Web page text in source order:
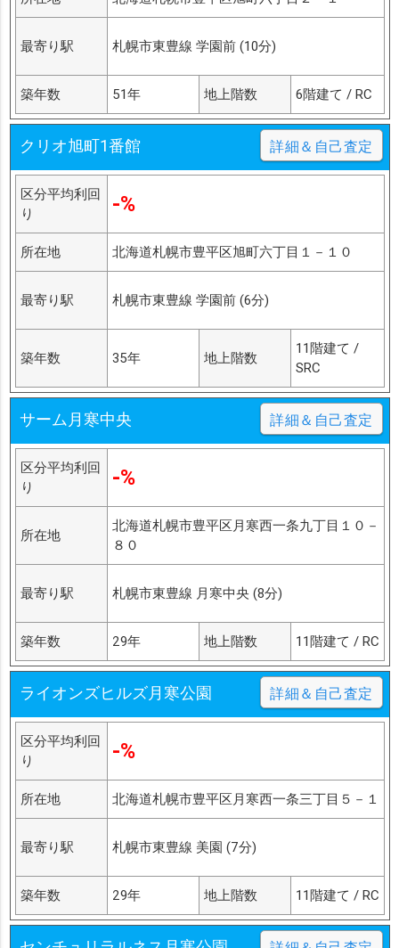
最寄り駅 札幌市東豊線 学園前 (10分)
築年数 51年 地上階数 6階建て / RC
クリオ旭町1番館 詳細＆自己査定
区分平均利回
り
-%
所在地 北海道札幌市豊平区旭町六丁目１－１０
最寄り駅 札幌市東豊線 学園前 (6分)
築年数 35年 地上階数
11階建て /
SRC
サーム月寒中央 詳細＆自己査定
区分平均利回
り
-%
所在地
北海道札幌市豊平区月寒西一条九丁目１０－
８０
最寄り駅 札幌市東豊線 月寒中央 (8分)
築年数 29年 地上階数 11階建て / RC
ライオンズヒルズ月寒公園 詳細＆自己査定
区分平均利回
り
-%
所在地 北海道札幌市豊平区月寒西一条三丁目５－１
最寄り駅 札幌市東豊線 美園 (7分)
築年数 29年 地上階数 11階建て / RC